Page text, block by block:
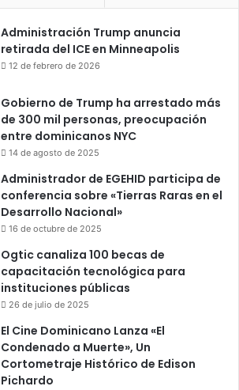
Administración Trump anuncia
retirada del ICE en Minneapolis
12 de febrero de 2026
Gobierno de Trump ha arrestado más
de 300 mil personas, preocupación
entre dominicanos NYC
14 de agosto de 2025
Administrador de EGEHID participa de
conferencia sobre «Tierras Raras en el
Desarrollo Nacional»
16 de octubre de 2025
Ogtic canaliza 100 becas de
capacitación tecnológica para
instituciones públicas
26 de julio de 2025
El Cine Dominicano Lanza «El
Condenado a Muerte», Un
Cortometraje Histórico de Edison
Pichardo